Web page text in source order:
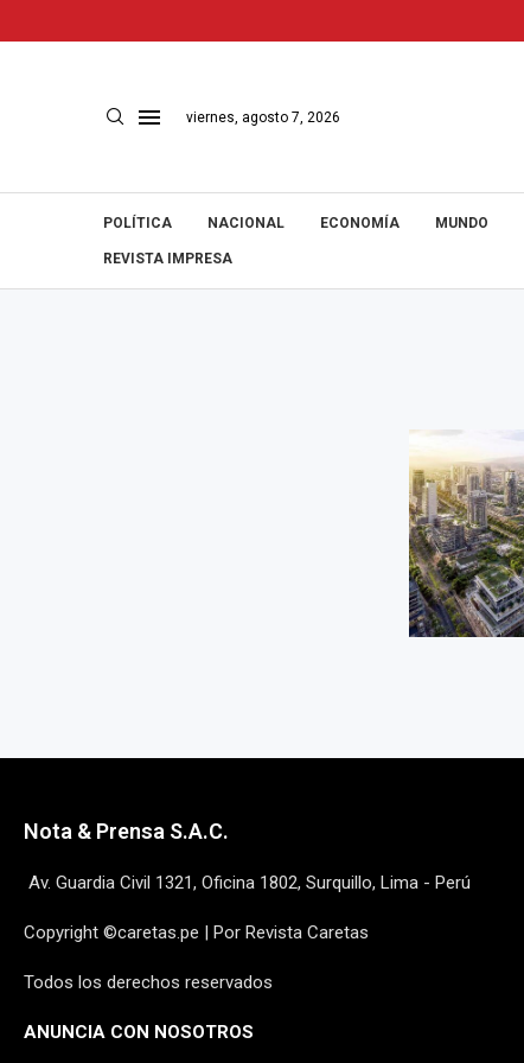
viernes, agosto 7, 2026
POLÍTICA NACIONAL ECONOMÍA MUNDO
REVISTA IMPRESA
Nota & Prensa S.A.C.
Av. Guardia Civil 1321, Oficina 1802, Surquillo, Lima - Perú
Copyright ©caretas.pe | Por Revista Caretas
Todos los derechos reservados
ANUNCIA CON NOSOTROS